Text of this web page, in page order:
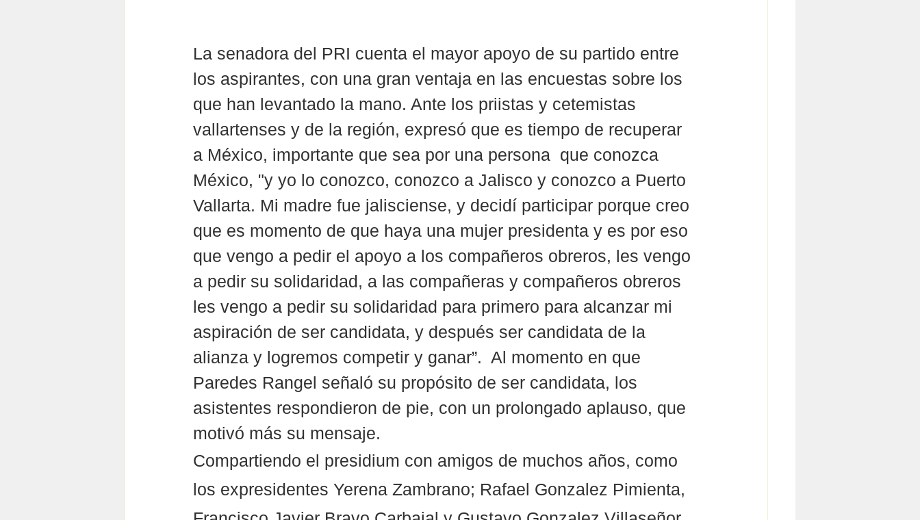
La senadora del PRI cuenta el mayor apoyo de su partido entre
los aspirantes, con una gran ventaja en las encuestas sobre los
que han levantado la mano. Ante los priistas y cetemistas
vallartenses y de la región, expresó que es tiempo de recuperar
a México, importante que sea por una persona  que conozca
México, "y yo lo conozco, conozco a Jalisco y conozco a Puerto
Vallarta. Mi madre fue jalisciense, y decidí participar porque creo
que es momento de que haya una mujer presidenta y es por eso
que vengo a pedir el apoyo a los compañeros obreros, les vengo
a pedir su solidaridad, a las compañeras y compañeros obreros
les vengo a pedir su solidaridad para primero para alcanzar mi
aspiración de ser candidata, y después ser candidata de la
alianza y logremos competir y ganar”.  Al momento en que
Paredes Rangel señaló su propósito de ser candidata, los
asistentes respondieron de pie, con un prolongado aplauso, que
motivó más su mensaje.
Compartiendo el presidium con amigos de muchos años, como
los expresidentes Yerena Zambrano; Rafael Gonzalez Pimienta,